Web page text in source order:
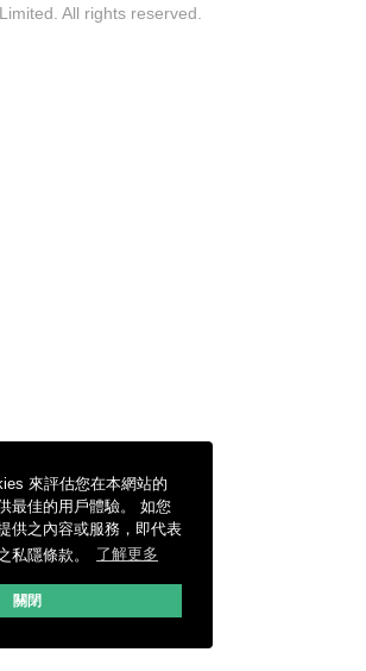
來評估您在本網站的
最佳的用戶體驗。 如您
供之內容或服務，即代表
私隱條款。
了解更多
關閉
Limited. All rights reserved.